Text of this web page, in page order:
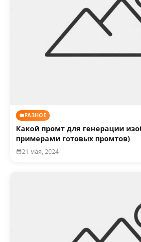
РАЗНОЕ
Какой промт для генерации
примерами готовых промтов)
21 мая, 2024